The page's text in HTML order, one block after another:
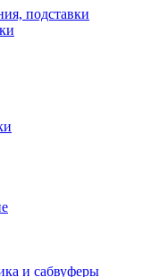
подставки
и сабвуферы